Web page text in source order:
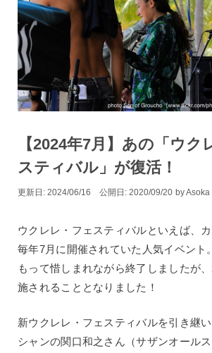
【2024年7月】あの「ウク
スティバル」が復活！
2024/06/16 2020/09/20 byAsoka
ウクレレ・フェスティバルといえば、
毎年7月に開催されていた人気イベント
もって惜しまれながら終了しましたが
施されることとなりました！
新ウクレレ・フェスティバルを引き継
シャンの関口和之さん（サザンオール